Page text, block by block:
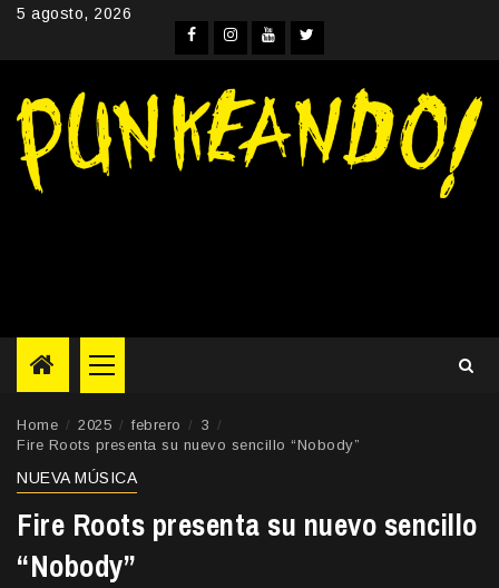
Skip5 agosto, 2026
Facebook
Instagram
YouTube
Twitter
Primary
Menu
Home 2025 febrero
3
Fire Roots presenta su nuevo sencillo “Nobody”
NUEVA MÚSICA
Fire Roots presenta su nuevo sencillo
“Nobody”